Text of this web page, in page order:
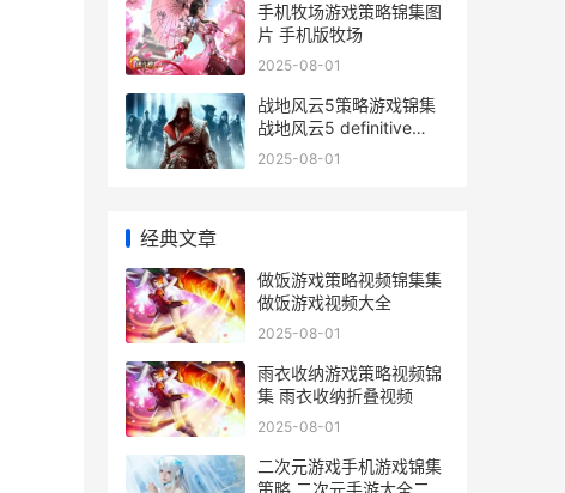
手机牧场游戏策略锦集图
片 手机版牧场
2025-08-01
战地风云5策略游戏锦集
战地风云5 definitive
edition
2025-08-01
经典文章
做饭游戏策略视频锦集集
做饭游戏视频大全
2025-08-01
雨衣收纳游戏策略视频锦
集 雨衣收纳折叠视频
2025-08-01
二次元游戏手机游戏锦集
策略 二次元手游大全二次